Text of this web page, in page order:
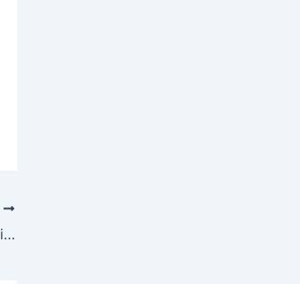
Aplikasi Surat Yasin Android Offline